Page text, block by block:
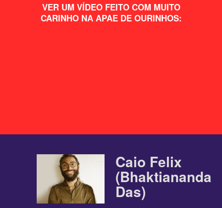
VER UM VÍDEO FEITO COM MUITO
CARINHO NA APAE DE OURINHOS:
Caio Felix
(Bhaktiananda
Das)